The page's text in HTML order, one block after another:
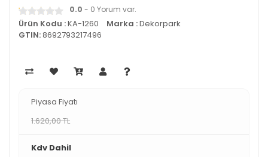
0.0 - 0 Yorum var.
Ürün Kodu :KA-1260 Marka :Dekorpark
GTIN:8692793217496
Piyasa Fiyatı
1.620,00 TL
Kdv Dahil